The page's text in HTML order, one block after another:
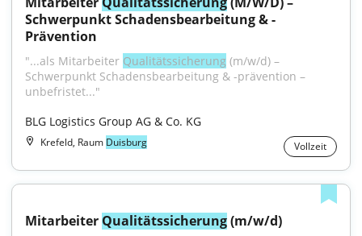
Schwerpunkt Schadensbearbeitung & -
Prävention
"...als Mitarbeiter Qualitätssicherung (m/w/d) –
Schwerpunkt Schadensbearbeitung & -prävention –
unbefristet..."
BLG Logistics Group AG & Co. KG
Krefeld, Raum Duisburg Vollzeit
Mitarbeiter Qualitätssicherung (m/w/d)